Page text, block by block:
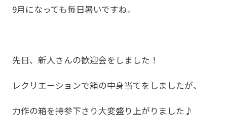
9月になっても毎日暑いですね。
先日、新人さんの歓迎会をしました！
レクリエーションで箱の中身当てをしましたが、
力作の箱を持参下さり大変盛り上がりました♪